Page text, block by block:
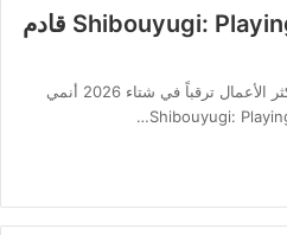
أنمي Shibouyugi: Playing Death Games قادم
تستعد ساحة الأنمي لاستقبال أحد أكثر الأعمال ترقباً في شتاء 2026 أنمي
Shibouyugi: